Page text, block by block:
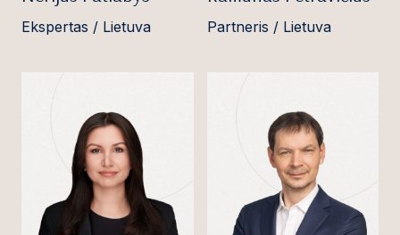
Ekspertas / Lietuva Partneris / Lietuva